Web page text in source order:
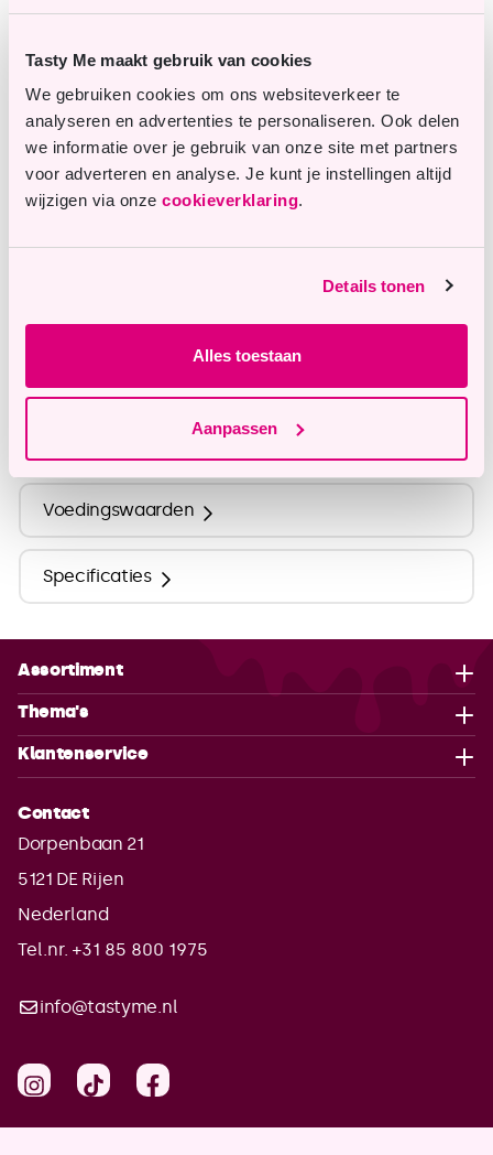
Tasty Me maakt gebruik van cookies
We gebruiken cookies om ons websiteverkeer te
analyseren en advertenties te personaliseren. Ook delen
we informatie over je gebruik van onze site met partners
voor adverteren en analyse. Je kunt je instellingen altijd
wijzigen via onze cookieverklaring.
Details tonen
Alles toestaan
Aanpassen
Vragen of opmerkingen?
Onze klantenservice staat je graag te woord en
helpt je graag verder.
Voedingswaarden
Specificaties
Assortiment
Thema's
Klantenservice
Contact
Dorpenbaan 21
5121 DE Rijen
Nederland
Tel.nr. +31 85 800 1975
info@tastyme.nl